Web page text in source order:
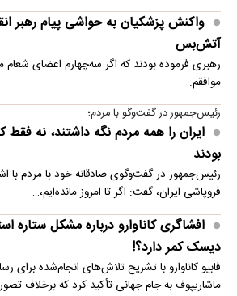
واکنش پزشکیان به حواشی پیام رهبر
آتش‌بس
رهبری فرموده بودند که اگر سه‌چهارم اعضای شعام
موافقم.
رئیس‌جمهور در گفت‌وگو با مردم؛
ایران را همه مردم نگه داشتند، نه فقط
بودند
رئیس‌جمهور در گفت‌وگوی صادقانه خود با مردم با
فروپاشی ایران، گفت: اگر تا امروز مانده‌ایم،…
افشاگری کاناوارو درباره مشکل ستاره
دیسک کمر دارد؟!
فابیو کاناوارو با تشریح تلاش‌های انجام‌شده برای
ماشاریپوف به جام جهانی تأکید کرد که برخلاف